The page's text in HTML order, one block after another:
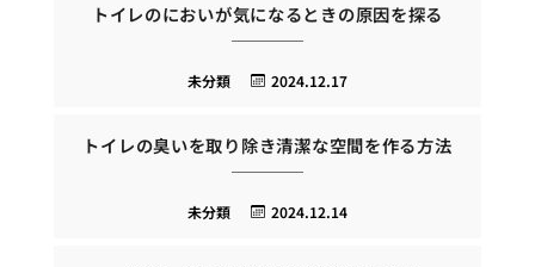
トイレのにおいが気になるときの原因を探る
2024.12.17
未分類
トイレの臭いを取り除き清潔な空間を作る方法
2024.12.14
未分類